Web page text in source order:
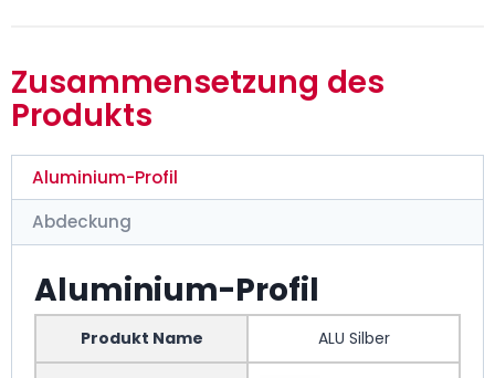
Zusammensetzung des
Produkts
Aluminium-Profil
Abdeckung
Aluminium-Profil
Produkt Name ALU Silber